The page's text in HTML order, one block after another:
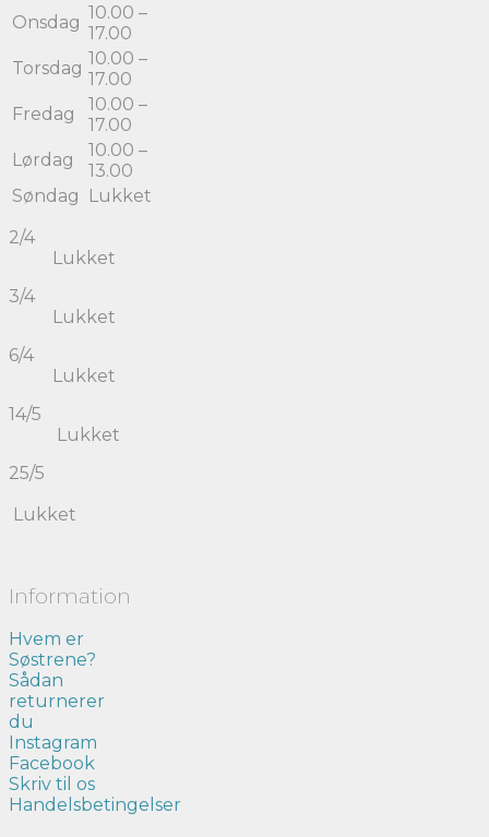
Onsdag 10.00 –
17.00
Torsdag 10.00 –
17.00
Fredag
10.00 –
17.00
Lørdag
10.00 –
13.00
Søndag
Lukket
2/4
Lukket
3/4
Lukket
6/4
Lukket
14/5
Lukket
25/5
Lukket
Information
Hvem er
Søstrene?
Sådan
returnerer
du
Instagram
Facebook
Skriv til os
Handelsbetingelser